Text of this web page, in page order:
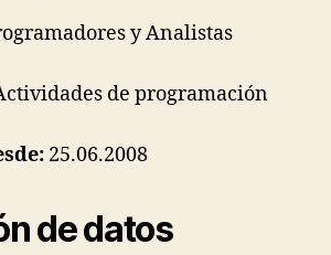
y Analistas
de programación
25.06.2008
de datos